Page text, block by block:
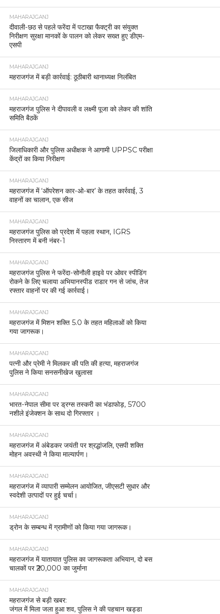
MAHARAJGANJ
दीवाली-छठ से पहले फरेंदा में पटाखा फैक्ट्री का संयुक्त
निरीक्षण सुरक्षा मानकों के पालन को लेकर सख्त हुए डीएम-
एसपी
MAHARAJGANJ
महराजगंज में बड़ी कार्रवाई: ठूठीबारी थानाध्यक्ष निलंबित
MAHARAJGANJ
महराजगंज पुलिस ने दीपावली व लक्ष्मी पूजा को लेकर की शांति
समिति बैठकें
MAHARAJGANJ
जिलाधिकारी और पुलिस अधीक्षक ने आगामी UPPSC परीक्षा
केंद्रों का किया निरीक्षण
MAHARAJGANJ
महराजगंज में ‘ऑपरेशन कार-ओ-बार’ के तहत कार्रवाई, 3
वाहनों का चालान, एक सीज
MAHARAJGANJ
महराजगंज पुलिस को प्रदेश में पहला स्थान, IGRS
निस्तारण में बनी नंबर-1
MAHARAJGANJ
महराजगंज पुलिस ने फरेंदा-सोनौली हाइवे पर ओवर स्पीडिंग
रोकने के लिए चलाया अभियानस्पीड राडार गन से जांच, तेज
रफ्तार वाहनों पर की गई कार्रवाई।
MAHARAJGANJ
महराजगंज में मिशन शक्ति 5.0 के तहत महिलाओं को किया
गया जागरूक।
MAHARAJGANJ
पत्नी और प्रेमी ने मिलकर की पति की हत्या, महराजगंज
पुलिस ने किया सनसनीखेज खुलासा
MAHARAJGANJ
भारत-नेपाल सीमा पर ड्रग्स तस्करी का भंडाफोड़, 5700
नशीले इंजेक्शन के साथ दो गिरफ्तार ।
MAHARAJGANJ
महराजगंज में अंबेडकर जयंती पर श्रद्धांजलि, एसपी शक्ति
मोहन अवस्थी ने किया माल्यार्पण।
MAHARAJGANJ
महराजगंज में व्यापारी सम्मेलन आयोजित, जीएसटी सुधार और
स्वदेशी उत्पादों पर हुई चर्चा।
MAHARAJGANJ
ड्रोन के सम्बन्ध में ग्रामीणों को किया गया जागरूक।
MAHARAJGANJ
महराजगंज में यातायात पुलिस का जागरूकता अभियान, दो बस
चालकों पर ₹20,000 का जुर्माना
MAHARAJGANJ
महराजगंज से बड़ी खबर:
जंगल में मिला जला हुआ शव, पुलिस ने की पहचान खड्डा